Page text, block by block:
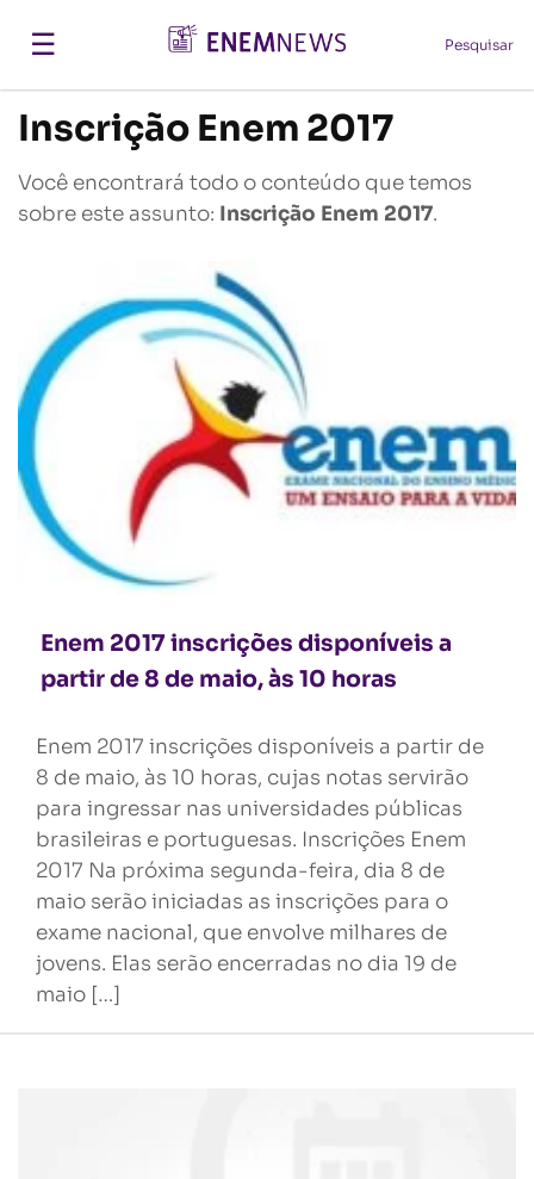
☰ Pesquisar
Inscrição Enem 2017
Você encontrará todo o conteúdo que temos
sobre este assunto: Inscrição Enem 2017.
Enem 2017 inscrições disponíveis a
partir de 8 de maio, às 10 horas
Enem 2017 inscrições disponíveis a partir de
8 de maio, às 10 horas, cujas notas servirão
para ingressar nas universidades públicas
brasileiras e portuguesas. Inscrições Enem
2017 Na próxima segunda-feira, dia 8 de
maio serão iniciadas as inscrições para o
exame nacional, que envolve milhares de
jovens. Elas serão encerradas no dia 19 de
maio […]